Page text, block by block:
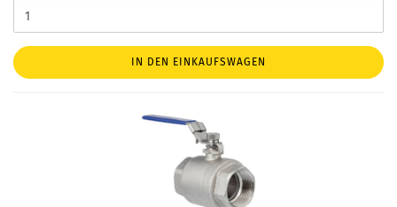
IN DEN EINKAUFSWAGEN